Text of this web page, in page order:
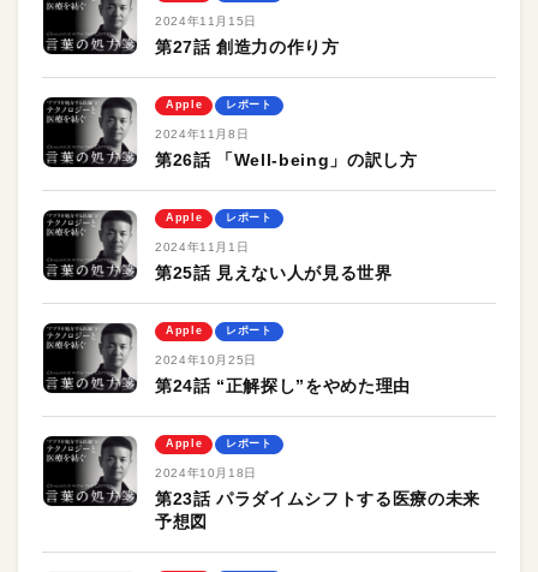
2024年11月15日
第27話 創造力の作り方
Apple レポート
2024年11月8日
第26話 「Well-being」の訳し方
Apple レポート
2024年11月1日
第25話 見えない人が見る世界
Apple レポート
2024年10月25日
第24話 “正解探し”をやめた理由
Apple レポート
2024年10月18日
第23話 パラダイムシフトする医療の未来
予想図